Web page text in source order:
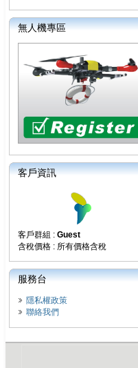
無人機專區
客戶資訊
客戶群組 : Guest
含稅價格 : 所有價格含稅
服務台
隱私權政策
聯絡我們